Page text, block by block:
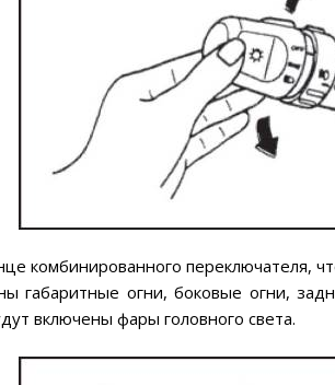
комбинированного переключателя,
габаритные огни, боковые огни,
включены фары головного света.